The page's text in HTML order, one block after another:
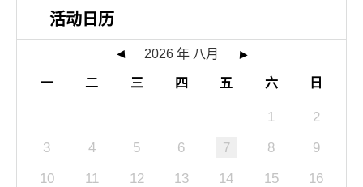
活动日历
2026 年 八月
一 二 三 四 五 六 日
1
2
3
4 5 6 7 8
9
10
11 12 13 14 15
16